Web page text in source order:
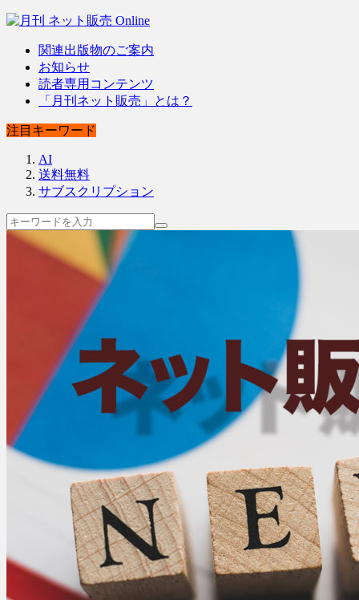
関連出版物のご案内
お知らせ
読者専用コンテンツ
「月刊ネット販売」とは？
注目キーワード
AI
送料無料
サブスクリプション